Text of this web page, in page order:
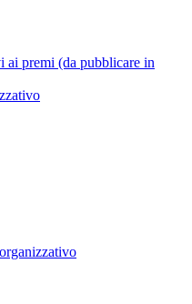
ai premi (da pubblicare in